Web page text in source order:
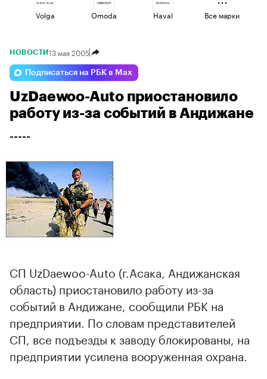
Volga Omoda Haval
Geely Jaecoo
Voyah Changan Esteo
Все марки
НОВОСТИ 13 мая 2005
Подписаться на РБК в Max
UzDaewoo-Auto приостановило
работу из-за событий в Андижане
-----
СП UzDaewoo-Auto (г.Асака, Андижанская
область) приостановило работу из-за
событий в Андижане, сообщили РБК на
предприятии. По словам представителей
СП, все подъезды к заводу блокированы, на
предприятии усилена вооруженная охрана.